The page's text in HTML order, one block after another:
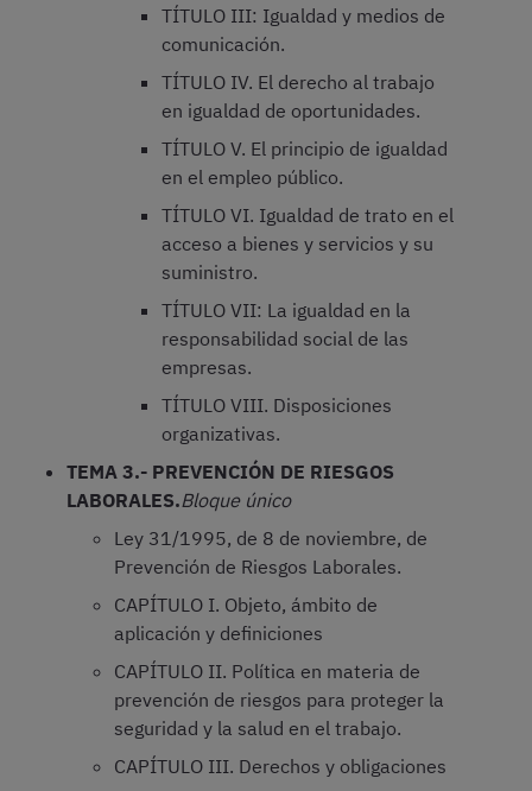
TÍTULO III: Igualdad y medios de
comunicación.
TÍTULO IV. El derecho al trabajo
en igualdad de oportunidades.
TÍTULO V. El principio de igualdad
en el empleo público.
TÍTULO VI. Igualdad de trato en el
acceso a bienes y servicios y su
suministro.
TÍTULO VII: La igualdad en la
responsabilidad social de las
empresas.
TÍTULO VIII. Disposiciones
organizativas.
TEMA 3.- PREVENCIÓN DE RIESGOS
LABORALES.Bloque único
Ley 31/1995, de 8 de noviembre, de
Prevención de Riesgos Laborales.
CAPÍTULO I. Objeto, ámbito de
aplicación y definiciones
CAPÍTULO II. Política en materia de
prevención de riesgos para proteger la
seguridad y la salud en el trabajo.
CAPÍTULO III. Derechos y obligaciones